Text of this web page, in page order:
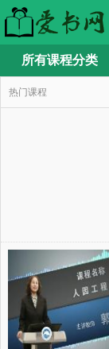
所有课程分类
热门课程